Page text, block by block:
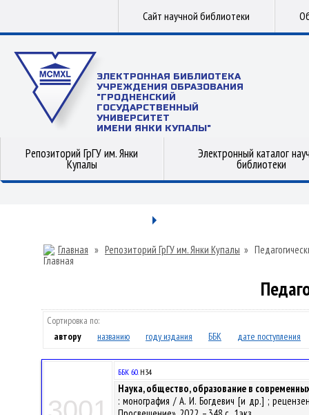
Сайт научной библиотеки
ЭЛЕКТРОННАЯ БИБЛИОТЕКА
УЧРЕЖДЕНИЯ ОБРАЗОВАНИЯ
"ГРОДНЕНСКИЙ
ГОСУДАРСТВЕННЫЙ
УНИВЕРСИТЕТ
ИМЕНИ ЯНКИ КУПАЛЫ"
Репозиторий ГрГУ им. Янки
Купалы
Электронный каталог
библиотеки
Главная » Репозиторий ГрГУ им. Янки Купалы »
Сортировка по:
автору
названию году издания ББК дате поступления
ББК 60.Н34
Наука, общество, образование в
: монография / А. И. Богдевич [и др.] ;